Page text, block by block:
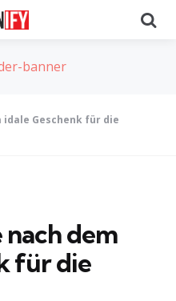
idale Geschenk für die
dem
für die